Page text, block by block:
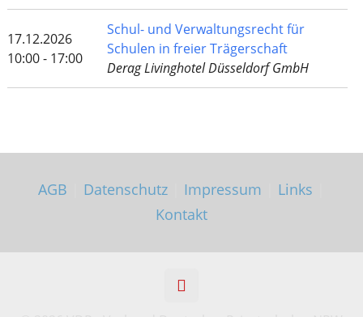
17.12.2026
10:00 - 17:00
Schul- und Verwaltungsrecht für
Schulen in freier Trägerschaft
Derag Livinghotel Düsseldorf GmbH
AGB Datenschutz Impressum Links
Kontakt